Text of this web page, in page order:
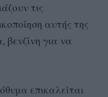
τις
αυτής της
βενζίνη για να
επικαλείται